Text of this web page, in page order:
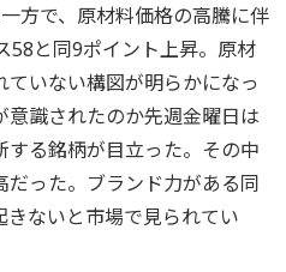
方で、原材料価格の高騰に伴
58と同9ポイント上昇。原材
いない構図が明らかになっ
識されたのか先週金曜日は
る銘柄が目立った。その中
った。ブランド力がある同
ないと市場で見られてい